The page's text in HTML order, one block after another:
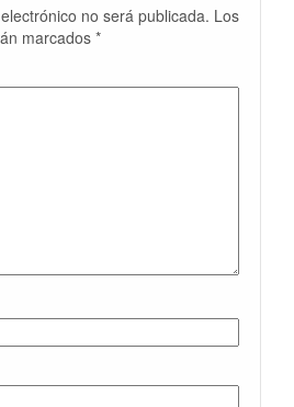
no será publicada. Los
marcados *